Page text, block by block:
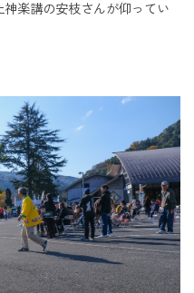
楽講の安枝さんが仰ってい